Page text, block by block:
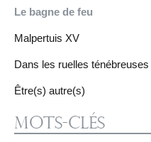
Le bagne de feu
Malpertuis XV
Dans les ruelles ténébreuses
Être(s) autre(s)
Mots-clés